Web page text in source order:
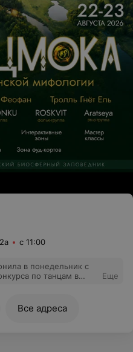
с 11:00
в понедельник с
по танцам в
дважды,
быть уверенной.
просто
перед тем,
Еще
Все адреса